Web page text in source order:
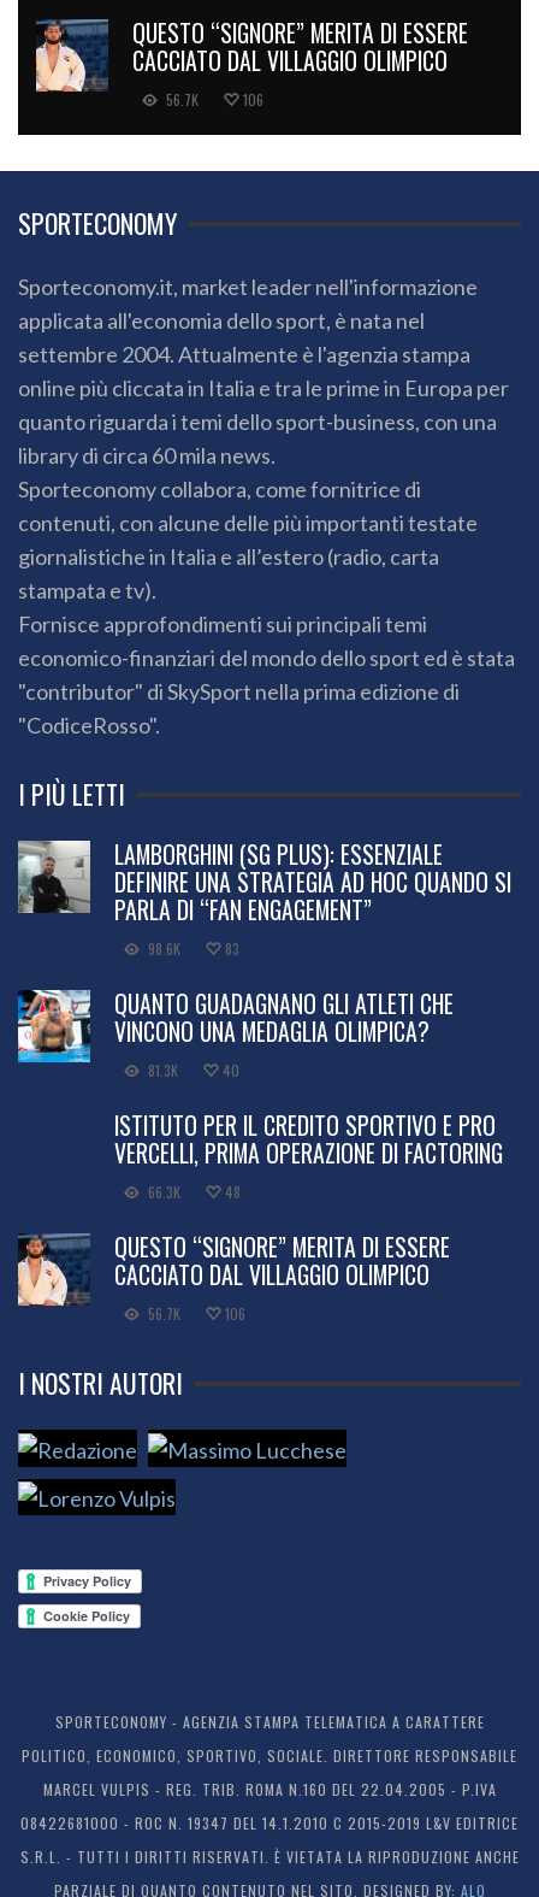
QUESTO “SIGNORE” MERITA DI ESSERE
CACCIATO DAL VILLAGGIO OLIMPICO
56.7K 106
SPORTECONOMY
Sporteconomy.it, market leader nell'informazione
applicata all'economia dello sport, è nata nel
settembre 2004. Attualmente è l'agenzia stampa
online più cliccata in Italia e tra le prime in Europa per
quanto riguarda i temi dello sport-business, con una
library di circa 60 mila news.
Sporteconomy collabora, come fornitrice di
contenuti, con alcune delle più importanti testate
giornalistiche in Italia e all’estero (radio, carta
stampata e tv).
Fornisce approfondimenti sui principali temi
economico-finanziari del mondo dello sport ed è stata
"contributor" di SkySport nella prima edizione di
"CodiceRosso".
I PIÙ LETTI
LAMBORGHINI (SG PLUS): ESSENZIALE
DEFINIRE UNA STRATEGIA AD HOC QUANDO SI
PARLA DI “FAN ENGAGEMENT”
98.6K 83
QUANTO GUADAGNANO GLI ATLETI CHE
VINCONO UNA MEDAGLIA OLIMPICA?
81.3K 40
ISTITUTO PER IL CREDITO SPORTIVO E PRO
VERCELLI, PRIMA OPERAZIONE DI FACTORING
66.3K 48
QUESTO “SIGNORE” MERITA DI ESSERE
CACCIATO DAL VILLAGGIO OLIMPICO
56.7K 106
I NOSTRI AUTORI
SPORTECONOMY - AGENZIA STAMPA TELEMATICA A CARATTERE
POLITICO, ECONOMICO, SPORTIVO, SOCIALE. DIRETTORE RESPONSABILE
MARCEL VULPIS - REG. TRIB. ROMA N.160 DEL 22.04.2005 - P.IVA
08422681000 - ROC N. 19347 DEL 14.1.2010 C 2015-2019 L&V EDITRICE
S.R.L. - TUTTI I DIRITTI RISERVATI. È VIETATA LA RIPRODUZIONE ANCHE
PARZIALE DI QUANTO CONTENUTO NEL SITO. DESIGNED BY: ALO